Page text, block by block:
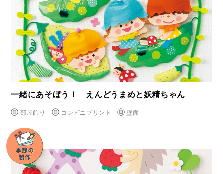
一緒にあそぼう！ えんどうまめと妖精ちゃん
部屋飾り コンビニプリント 壁面